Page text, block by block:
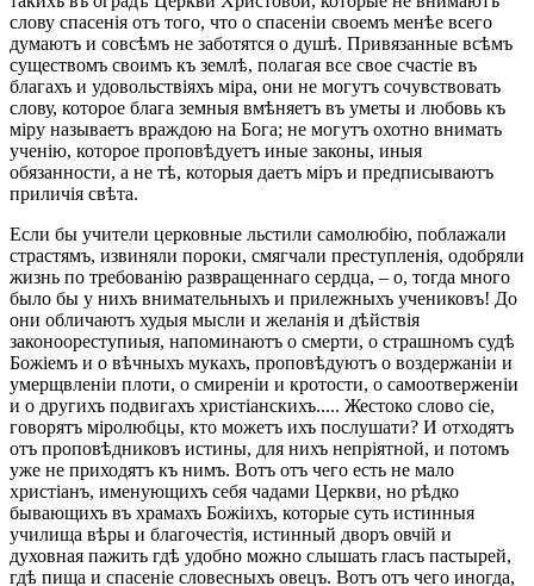
слову спасенія отъ того, что о спасеніи своемъ менѣе всего
думаютъ и совсѣмъ не заботятся о душѣ. Привязанные всѣмъ
существомъ своимъ къ землѣ, полагая все свое счастіе въ
благахъ и удовольствіяхъ міра, они не могутъ сочувствовать
слову, которое блага земныя вмѣняетъ въ уметы и любовь къ
міру называетъ враждою на Бога; не могутъ охотно внимать
ученію, которое проповѣдуетъ иные законы, иныя
обязанности, а не тѣ, которыя даетъ міръ и предписываютъ
приличія свѣта.
Если бы учители церковные льстили самолюбію, поблажали
страстямъ, извиняли пороки, смягчали преступленія, одобряли
жизнь по требованію развращеннаго сердца, – о, тогда много
было бы у нихъ внимательныхъ и прилежныхъ учениковъ! До
они обличаютъ худыя мысли и желанія и дѣйствія
законоореступиыя, напоминаютъ о смерти, о страшномъ судѣ
Божіемъ и о вѣчныхъ мукахъ, проповѣдуютъ о воздержаніи и
умерщвленіи плоти, о смиреніи и кротости, о самоотверженіи
и о другихъ подвигахъ христіанскихъ..... Жестоко слово сіе,
говорятъ міролюбцы, кто можетъ ихъ послушати? И отходятъ
отъ проповѣдниковъ истины, для нихъ непріятной, и потомъ
уже не приходятъ къ нимъ. Вотъ отъ чего есть не мало
христіанъ, именующихъ себя чадами Церкви, но рѣдко
бывающихъ въ храмахъ Божіихъ, которые суть истинныя
училища вѣры и благочестія, истинный дворъ овчій и
духовная пажить гдѣ удобно можно слышать гласъ пастырей,
гдѣ пища и спасеніе словесныхъ овецъ. Вотъ отъ чего иногда,